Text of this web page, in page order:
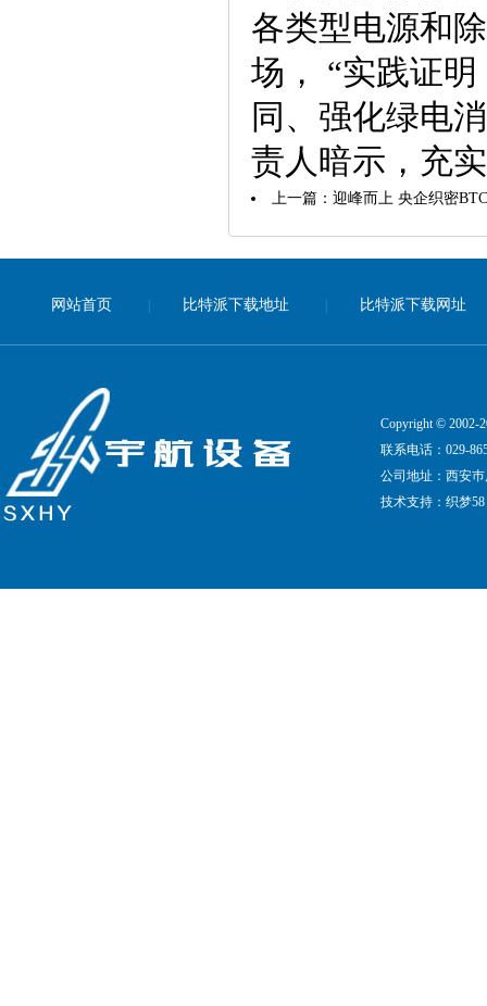
各类型电源和
场， “实践证
同、强化绿电
责人暗示，充
上一篇： 迎峰而上 央企织密
网站首页 | 比特派下载地址 | 比特派下载网址
Copyright © 2002-
联系电话：029-
公司地址：西安
技术支持： 织梦58